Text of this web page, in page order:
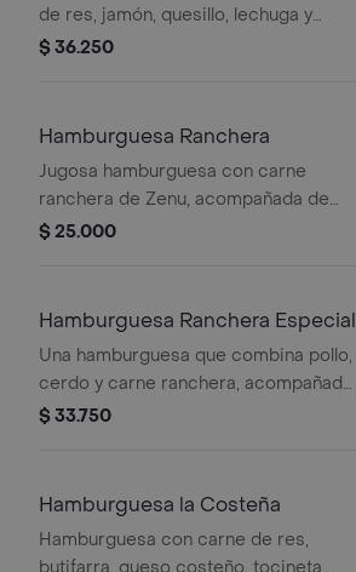
de res, jamón, quesillo, lechuga y
salsas.
$ 36.250
Hamburguesa Ranchera
Jugosa hamburguesa con carne
ranchera de Zenu, acompañada de
jamón, quesillo fundido, frescas
$ 25.000
Hamburguesa Ranchera Especial
Una hamburguesa que combina pollo,
cerdo y carne ranchera, acompañada
de jamón, quesillo, frescas verduras y
$ 33.750
Hamburguesa la Costeña
Hamburguesa con carne de res,